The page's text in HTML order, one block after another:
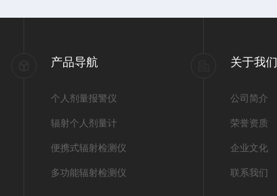
产品导航
个人剂量报警仪
辐射个人剂量计
便携式辐射检测仪
多功能辐射检测仪
关于我们
公司简介
荣誉资质
企业文化
联系我们